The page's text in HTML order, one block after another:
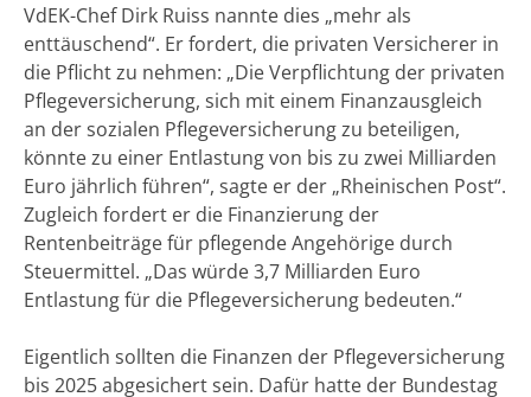
VdEK-Chef Dirk Ruiss nannte dies „mehr als
enttäuschend“. Er fordert, die privaten Versicherer in
die Pflicht zu nehmen: „Die Verpflichtung der privaten
Pflegeversicherung, sich mit einem Finanzausgleich
an der sozialen Pflegeversicherung zu beteiligen,
könnte zu einer Entlastung von bis zu zwei Milliarden
Euro jährlich führen“, sagte er der „Rheinischen Post“.
Zugleich fordert er die Finanzierung der
Rentenbeiträge für pflegende Angehörige durch
Steuermittel. „Das würde 3,7 Milliarden Euro
Entlastung für die Pflegeversicherung bedeuten.“
Eigentlich sollten die Finanzen der Pflegeversicherung
bis 2025 abgesichert sein. Dafür hatte der Bundestag